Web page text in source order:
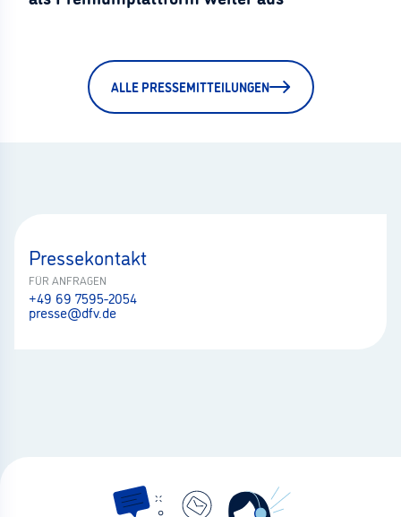
ALLE PRESSEMITTEILUNGEN
Pressekontakt
FÜR ANFRAGEN
+49 69 7595-2054
presse@dfv.de